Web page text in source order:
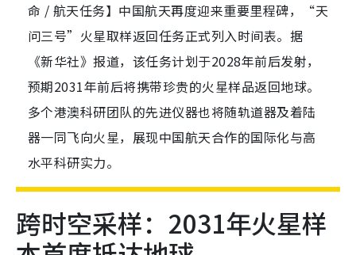
命 / 航天任务】中国航天再度迎来重要里程碑，“天
问三号”火星取样返回任务正式列入时间表。据
《新华社》报道，该任务计划于2028年前后发射，
预期2031年前后将携带珍贵的火星样品返回地球。
多个港澳科研团队的先进仪器也将随轨道器及着陆
器一同飞向火星，展现中国航天合作的国际化与高
水平科研实力。
跨时空采样：2031年火星样